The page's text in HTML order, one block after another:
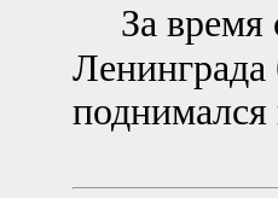
За время
Ленинграда